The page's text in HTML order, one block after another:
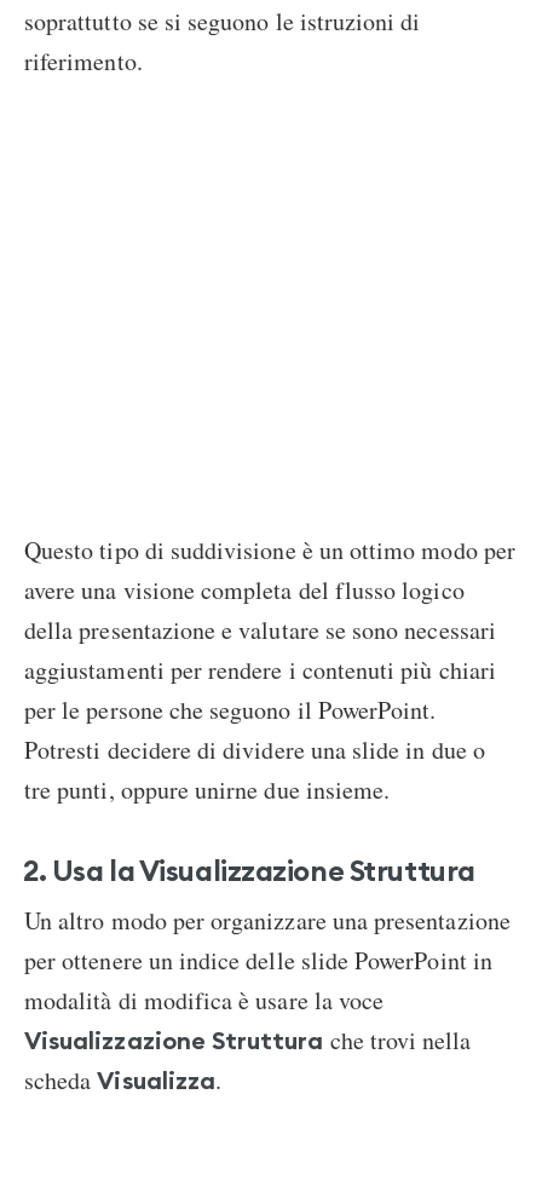
soprattutto se si seguono le istruzioni di
riferimento.
Questo tipo di suddivisione è un ottimo modo per
avere una visione completa del flusso logico
della presentazione e valutare se sono necessari
aggiustamenti per rendere i contenuti più chiari
per le persone che seguono il PowerPoint.
Potresti decidere di dividere una slide in due o
tre punti, oppure unirne due insieme.
2. Usa la Visualizzazione Struttura
Un altro modo per organizzare una presentazione
per ottenere un indice delle slide PowerPoint in
modalità di modifica è usare la voce
Visualizzazione Struttura che trovi nella
schedaVisualizza.